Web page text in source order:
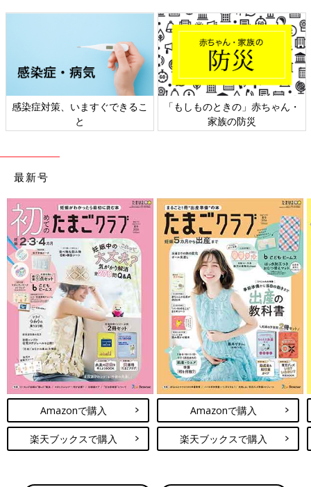
染症対策、いますぐできるこ
「もしものときの」赤ちゃん・
家族の防災
最新号
Amazonで購入
楽天ブックスで購入
Amazonで購入
楽天ブックスで購入